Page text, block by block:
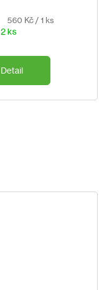
Měrná
cena:
560 Kč / 1 ks
2 ks
Detail